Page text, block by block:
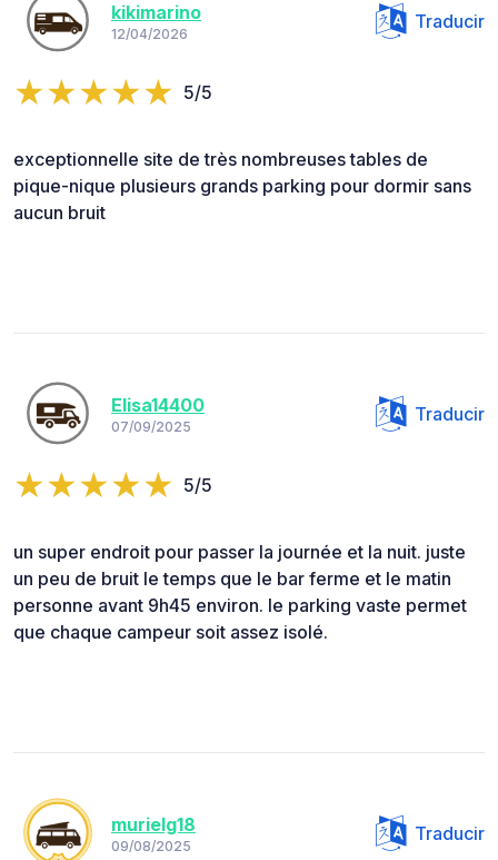
kikimarino
12/04/2026
Traducir
5/5
exceptionnelle site de très nombreuses tables de
pique-nique plusieurs grands parking pour dormir sans
aucun bruit
Elisa14400
07/09/2025
Traducir
5/5
un super endroit pour passer la journée et la nuit. juste
un peu de bruit le temps que le bar ferme et le matin
personne avant 9h45 environ. le parking vaste permet
que chaque campeur soit assez isolé.
murielg18
09/08/2025
Traducir